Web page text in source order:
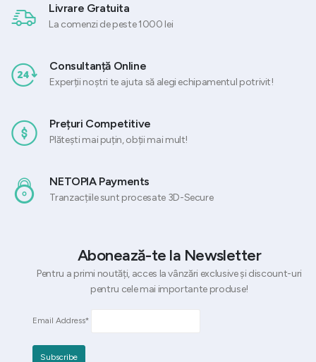
Livrare Gratuita
La comenzi de peste 1000 lei
Consultanță Online
Experții noștri te ajuta să alegi echipamentul potrivit!
Prețuri Competitive
Plătești mai puțin, obții mai mult!
NETOPIA Payments
Tranzacțiile sunt procesate 3D-Secure
Abonează-te la Newsletter
Pentru a primi noutăți, acces la vânzări exclusive și discount-uri
pentru cele mai importante produse!
Email Address*